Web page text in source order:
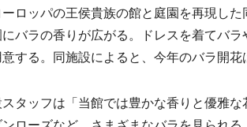
ロッパの王侯貴族の館と庭園を再現し
にバラの香りが広がる。ドレスを着てバ
する。同施設によると、今年のバラ開花
タッフは「当館では豊かな香りと優雅